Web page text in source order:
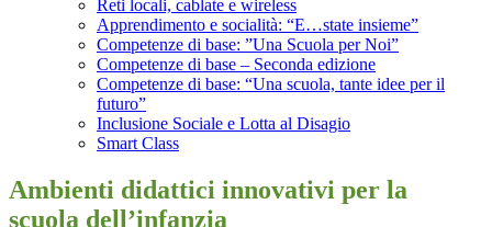
Reti locali, cablate e wireless
Apprendimento e socialità: “E…state insieme”
Competenze di base: ”Una Scuola per Noi”
Competenze di base – Seconda edizione
Competenze di base: “Una scuola, tante idee per il
futuro”
Inclusione Sociale e Lotta al Disagio
Smart Class
Ambienti didattici innovativi per la
scuola dell’infanzia